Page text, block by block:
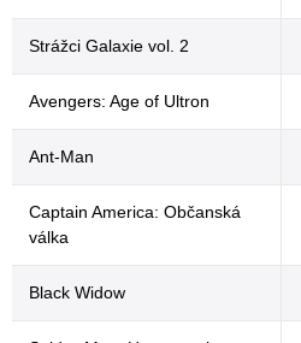
Strážci Galaxie vol. 2
Avengers: Age of Ultron
Ant-Man
Captain America: Občanská
válka
Black Widow